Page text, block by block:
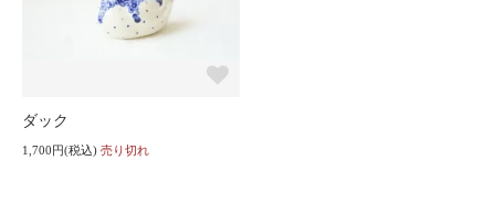
ダック
1,700円(税込) 売り切れ